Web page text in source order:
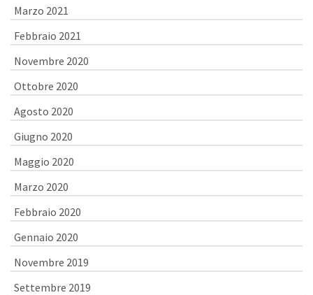
Marzo 2021
Febbraio 2021
Novembre 2020
Ottobre 2020
Agosto 2020
Giugno 2020
Maggio 2020
Marzo 2020
Febbraio 2020
Gennaio 2020
Novembre 2019
Settembre 2019